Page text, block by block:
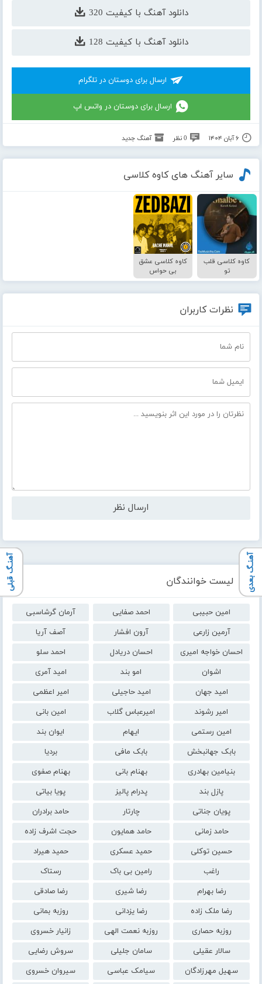
لیست خوانندگان
امین حبیبی احمد صفایی
آرمان گرشاسبی
آرمین زارعی
آرون افشار
آصف آریا
احسان خواجه امیری
احسان دریادل
احمد سلو
اشوان
امو بند
امید آمری
امید جهان
امید حاجیلی
امیر اعظمی
امیر رشوند
امیرعباس گلاب
امین بانی
امین رستمی
ایهام
ایوان بند
بابک جهانبخش
بابک مافی
بردیا
بنیامین بهادری
بهنام بانی
بهنام صفوی
پازل بند
پدرام پالیز
پویا بیاتی
پویان جناتی
چارتار
حامد برادران
حامد زمانی
حامد همایون
حجت اشرف زاده
حسین توکلی
حمید عسکری
حمید هیراد
راغب
رامین بی باک
رستاک
رضا بهرام
رضا شیری
رضا صادقی
رضا ملک زاده
رضا یزدانی
روزبه بمانی
روزبه حصاری
روزبه نعمت الهی
زانیار خسروی
سالار عقیلی
سامان جلیلی
سروش رضایی
سهیل مهرزادگان
سیامک عباسی
سیروان خسروی
دانلود آهنگ با کیفیت 320
دانلود آهنگ با کیفیت 128
ارسال برای دوستان در تلگرام
ارسال برای دوستان در واتس اپ
۶ آبان ۱۴۰۴ 0 نظر آهنگ جدید
آهنـگ بعدی آهنـگ قبلی
سایر آهنگ های کاوه کلاسی
کاوه کلاسی قلب
تو
کاوه کلاسی عشق
بی حواس
نظرات کاربران